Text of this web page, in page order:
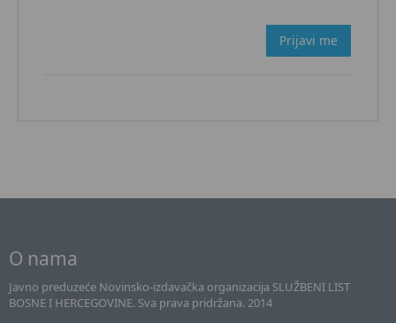
Prijavi me
O nama
Javno preduzeće Novinsko-izdavačka organizacija SLUŽBENI LIST
BOSNE I HERCEGOVINE. Sva prava pridržana. 2014